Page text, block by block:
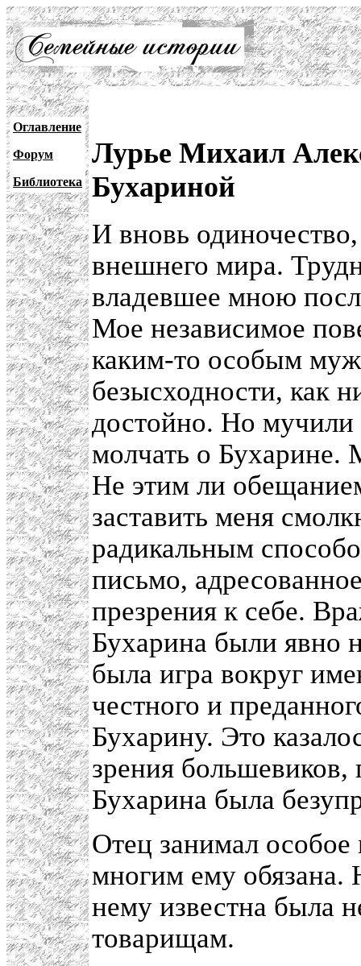
Оглавление
Форум
Библиотека
Лурье Михаил
Бухариной
И вновь
внешнего мира.
владевшее мною
Мое независимое
каким-то особым
безысходности, как
достойно. Но мучили
молчать о Бухарине.
Не этим ли
заставить меня
радикальным
письмо,
презрения к себе.
Бухарина были явно
была игра вокруг
честного и
Бухарину. Это
зрения большевиков,
Бухарина была
Отец занимал
многим ему обязана.
нему известна была
товарищам.